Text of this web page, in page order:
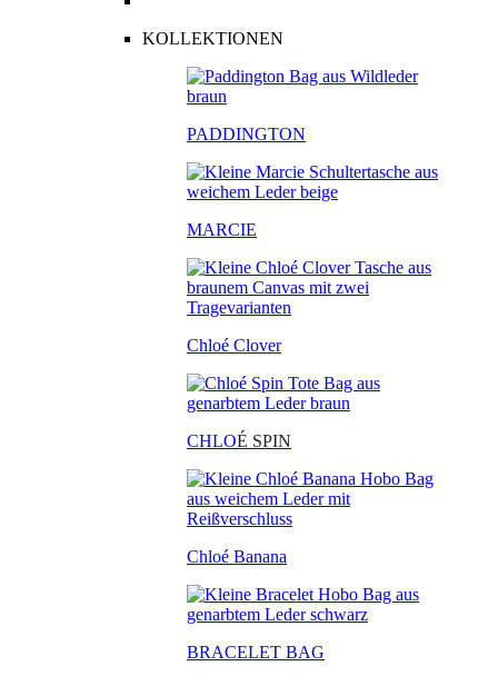
KOLLEKTIONEN
PADDINGTON
MARCIE
Chloé Clover
CHLOÉ SPIN
Chloé Banana
BRACELET BAG